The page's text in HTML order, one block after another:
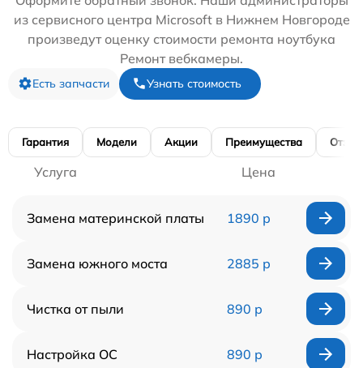
из сервисного центра Microsoft в Нижнем Новгороде
произведут оценку стоимости ремонта ноутбука
Ремонт вебкамеры.
Есть запчасти Узнать стоимость
Гарантия Модели Акции Преимущества
Услуга Цена
Замена материнской платы 1890 р
Замена южного моста 2885 р
Чистка от пыли 890 р
Настройка ОС 890 р